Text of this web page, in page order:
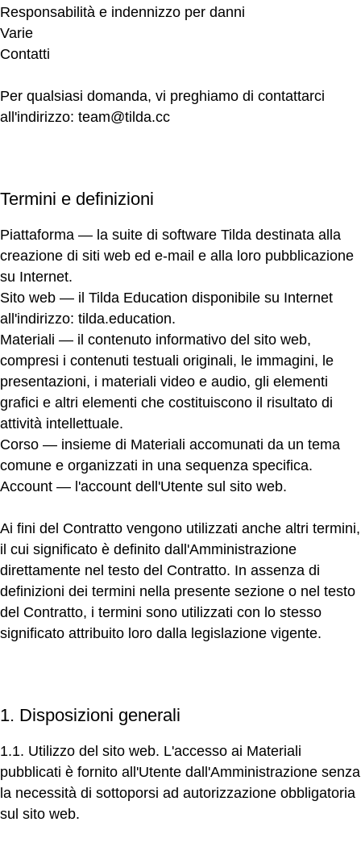
Responsabilità e indennizzo per danni
Varie
Contatti
Per qualsiasi domanda, vi preghiamo di contattarci
all'indirizzo: team@tilda.cc
Termini e definizioni
Piattaforma — la suite di software Tilda destinata alla
creazione di siti web ed e-mail e alla loro pubblicazione
su Internet.
Sito web — il Tilda Education disponibile su Internet
all'indirizzo: tilda.education.
Materiali — il contenuto informativo del sito web,
compresi i contenuti testuali originali, le immagini, le
presentazioni, i materiali video e audio, gli elementi
grafici e altri elementi che costituiscono il risultato di
attività intellettuale.
Corso — insieme di Materiali accomunati da un tema
comune e organizzati in una sequenza specifica.
Account — l'account dell'Utente sul sito web.
Ai fini del Contratto vengono utilizzati anche altri termini,
il cui significato è definito dall'Amministrazione
direttamente nel testo del Contratto. In assenza di
definizioni dei termini nella presente sezione o nel testo
del Contratto, i termini sono utilizzati con lo stesso
significato attribuito loro dalla legislazione vigente.
1. Disposizioni generali
1.1. Utilizzo del sito web. L'accesso ai Materiali
pubblicati è fornito all'Utente dall'Amministrazione senza
la necessità di sottoporsi ad autorizzazione obbligatoria
sul sito web.